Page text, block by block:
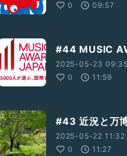
0
09:57
#44 MUSIC
2025-05-23
0
11:59
#43 近況と万
2025-05-22
0
11:27